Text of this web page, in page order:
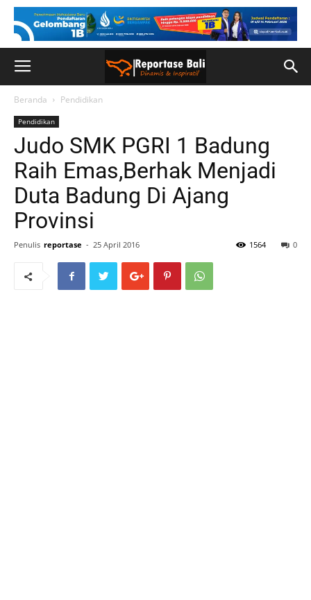
Beranda Pendidikan
Pendidikan
Judo SMK PGRI 1 Badung
Raih Emas,Berhak Menjadi
Duta Badung Di Ajang
Provinsi
Penulis reportase - 25 April 2016 0
1564